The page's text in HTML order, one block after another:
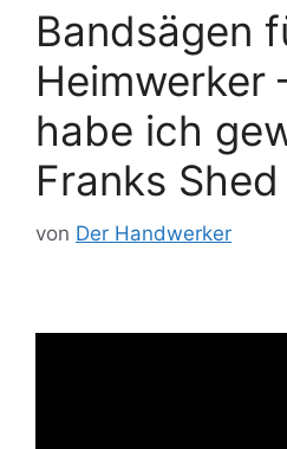
Bandsägen
Heimwerker
habe ich
Franks Shed
von Der Handwerker